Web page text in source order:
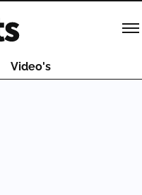
Video's